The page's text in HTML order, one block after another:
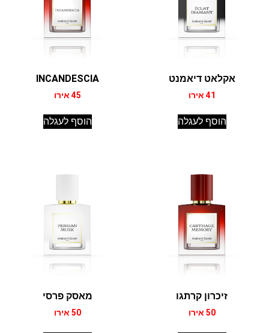
אקלאט דיאמנט
41 אירו
הוסף לעגלה
INCANDESCIA
45 אירו
הוסף לעגלה
זיכרון קרתגו
50 אירו
מאסק פרסי
50 אירו